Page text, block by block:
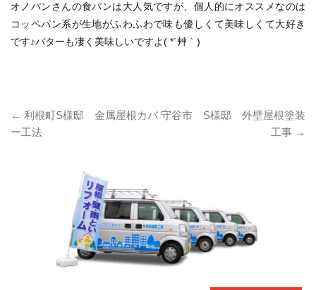
オノパンさんの食パンは大人気ですが、個人的にオススメなのは
コッペパン系が生地がふわふわで味も優しくて美味しくて大好き
です♪バターも凄く美味しいですよ( *´艸｀)
← 利根町S様邸 金属屋根カバ
ー工法
守谷市 S様邸 外壁屋根塗装
工事 →